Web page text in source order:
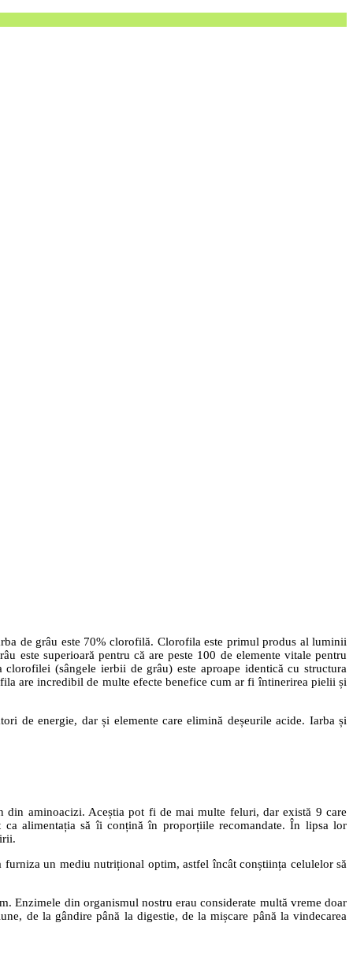
de grâu este 70% clorofilă. Clorofila este primul produs al luminii
este superioară pentru că are peste 100 de elemente vitale pentru
(sângele ierbii de grâu) este aproape identică cu structura
are incredibil de multe efecte benefice cum ar fi întinerirea pielii și
de energie, dar și elemente care elimină deșeurile acide. Iarba și
din aminoacizi. Aceștia pot fi de mai multe feluri, dar există 9 care
ca alimentația să îi conțină în proporțiile recomandate. În lipsa lor
un mediu nutrițional optim, astfel încât conștiința celulelor să
Enzimele din organismul nostru erau considerate multă vreme doar
de la gândire până la digestie, de la mișcare până la vindecarea